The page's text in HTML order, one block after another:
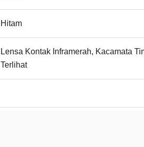
Hitam
Lensa Kontak Inframerah, Kacamata
Terlihat